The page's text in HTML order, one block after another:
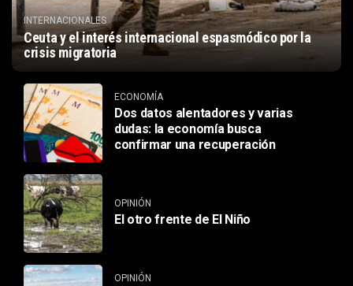
INTERNACIONALES
Ceuta y el interés internacional espasmódico por la
crisis migratoria
ECONOMÍA
Dos datos alentadores y varias
dudas: la economía busca
confirmar una recuperación
OPINIÓN
El otro frente de El Niño
OPINIÓN